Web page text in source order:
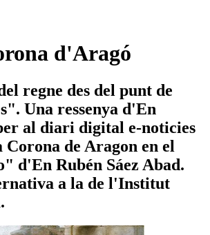
d'Aragó
regne des del punt de
Una ressenya d'En
al diari digital e-noticies
de Aragon en el
d'En Rubén Sáez Abad.
a la de l'Institut